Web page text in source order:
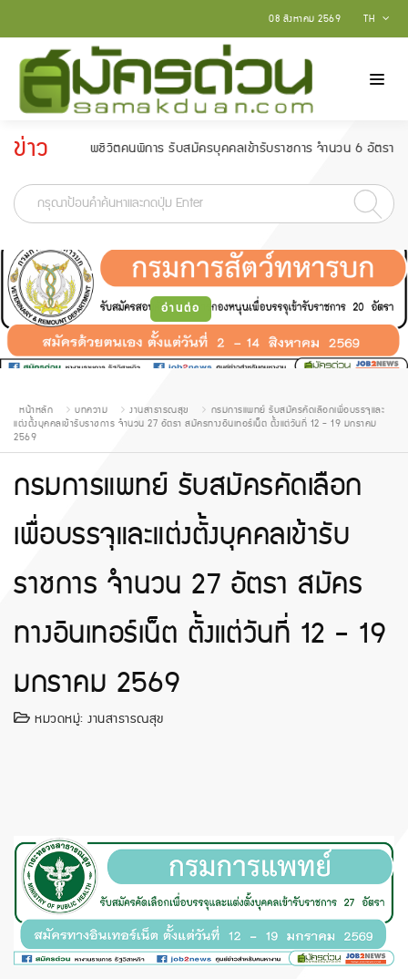
TH
08 สิงหาคม 2569
ข่าว
ประกาศ
าคุณภาพชีวิตคนพิการ รับสมัครบุคคลเข้ารับราชการ จำนวน 6 อัตรา สมัครตั้
-
อ่านต่อ
หน้าหลัก บทความ งานสาธารณสุข
กรมการแพทย์ รับสมัครคัดเลือกเพื่อบรรจุและ
แต่งตั้งบุคคลเข้ารับราชการ จำนวน 27 อัตรา สมัครทางอินเทอร์เน็ต ตั้งแต่วันที่ 12 - 19 มกราคม
2569
กรมการแพทย์ รับสมัครคัดเลือก
เพื่อบรรจุและแต่งตั้งบุคคลเข้ารับ
ราชการ จำนวน 27 อัตรา สมัคร
ทางอินเทอร์เน็ต ตั้งแต่วันที่ 12 - 19
มกราคม 2569
หมวดหมู่: งานสาธารณสุข